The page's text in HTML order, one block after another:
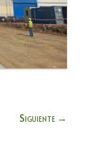
Siguiente →